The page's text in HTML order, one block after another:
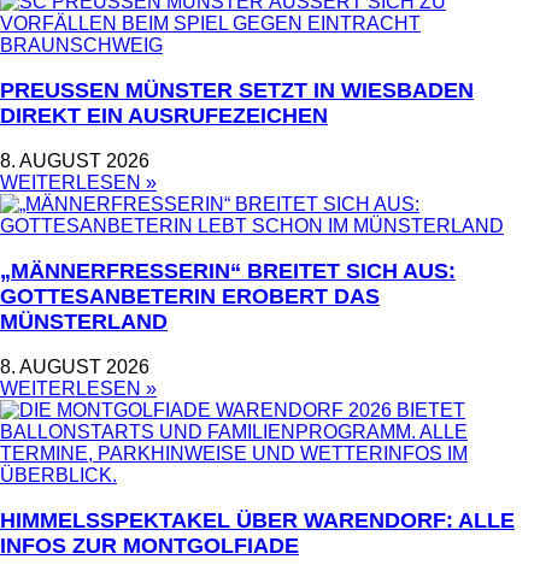
PREUSSEN MÜNSTER SETZT IN WIESBADEN D
IREKT EIN AUSRUFEZEICHEN
8. AUGUST 2026
WEITERLESEN »
„MÄNNERFRESSERIN“ BREITET SICH AUS:
GOTTESANBETERIN EROBERT DAS
MÜNSTERLAND
8. AUGUST 2026
WEITERLESEN »
HIMMELSSPEKTAKEL ÜBER WARENDORF: ALLE
INFOS ZUR MONTGOLFIADE